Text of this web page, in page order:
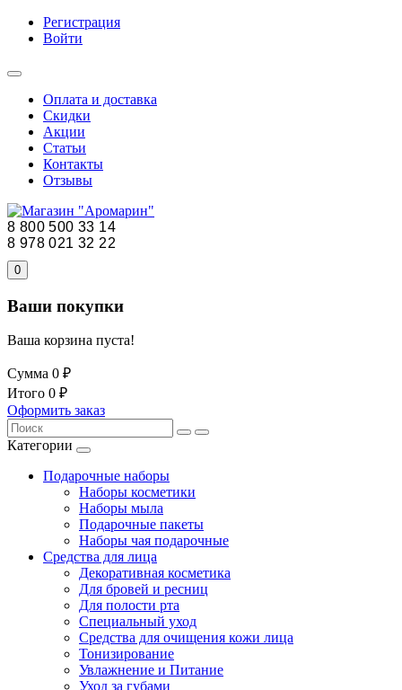
Регистрация
Войти
Оплата и доставка
Скидки
Акции
Статьи
Контакты
Отзывы
8 800 500 33 14
8 978 021 32 22
0
Ваши покупки
Ваша корзина пуста!
Сумма 0 ₽
Итого 0 ₽
Оформить заказ
Категории
Подарочные наборы
Наборы косметики
Наборы мыла
Подарочные пакеты
Наборы чая подарочные
Средства для лица
Декоративная косметика
Для бровей и ресниц
Для полости рта
Специальный уход
Средства для очищения кожи лица
Тонизирование
Увлажнение и Питание
Уход за губами